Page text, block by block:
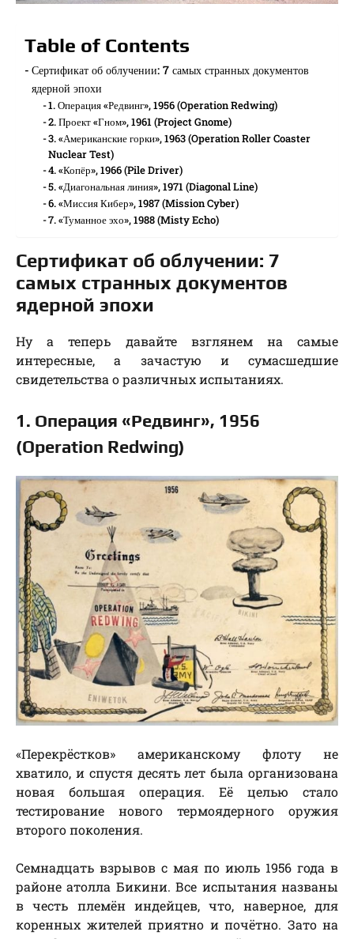
Table of Contents
Сертификат об облучении: 7 самых странных документов
ядерной эпохи
1. Операция «Редвинг», 1956 (Operation Redwing)
2. Проект «Гном», 1961 (Project Gnome)
3. «Американские горки», 1963 (Operation Roller Coaster
Nuclear Test)
4. «Копёр», 1966 (Pile Driver)
5. «Диагональная линия», 1971 (Diagonal Line)
6. «Миссия Кибер», 1987 (Mission Cyber)
7. «Туманное эхо», 1988 (Misty Echo)
Сертификат об облучении: 7
самых странных документов
ядерной эпохи
Ну а теперь давайте взглянем на самые
интересные, а зачастую и сумасшедшие
свидетельства о различных испытаниях.
1. Операция «Редвинг», 1956
(Operation Redwing)
«Перекрёстков» американскому флоту не
хватило, и спустя десять лет была организована
новая большая операция. Её целью стало
тестирование нового термоядерного оружия
второго поколения.
Семнадцать взрывов с мая по июль 1956 года в
районе атолла Бикини. Все испытания названы
в честь племён индейцев, что, наверное, для
коренных жителей приятно и почётно. Зато на